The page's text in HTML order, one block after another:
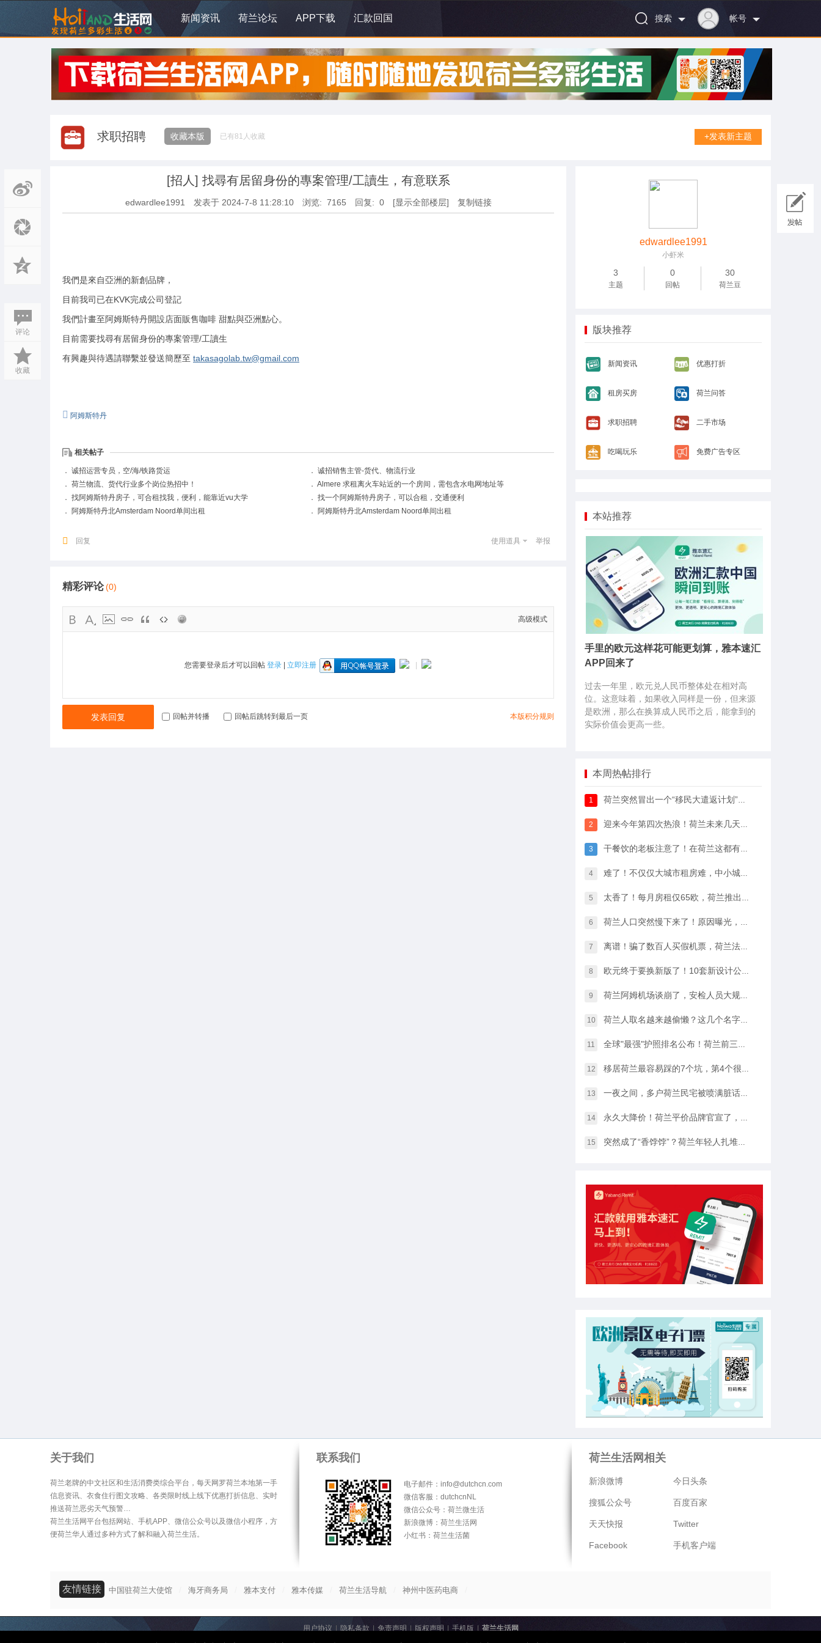
新闻资讯 荷兰论坛 APP下载 汇款回国 帐号
搜索
求职招聘 收藏本版 已有81 人收藏 +发表新主题
评论
收藏
[招人] 找尋有居留身份的專案管理/工讀生，有意联系
edwardlee1991 发表于 2024-7-8 11:28:10 浏览: 7165 回复: 0 [显示全部楼层] 复制链接
我們是來自亞洲的新創品牌，
目前我司已在KVK完成公司登記
我們計畫至阿姆斯特丹開設店面販售咖啡 甜點與亞洲點心。
目前需要找尋有居留身份的專案管理/工讀生
有興趣與待遇請聯繫並發送簡歷至 takasagolab.tw@gmail.com
阿姆斯特丹
相关帖子
． 诚招运营专员，空/海/铁路货运 ． 诚招销售主管-货代、物流行业
． 荷兰物流、货代行业多个岗位热招中！ ． Almere 求租离火车站近的一个房间，需包含水电网地址等
． 找阿姆斯特丹房子，可合租找我，便利，能靠近vu大学 ． 找一个阿姆斯特丹房子，可以合租，交通便利
． 阿姆斯特丹北Amsterdam Noord单间出租 ． 阿姆斯特丹北Amsterdam Noord单间出租
回复 使用道具 举报
精彩评论(0)
高级模式
您需要登录后才可以回帖 登录| 立即注册
本版积分规则
发表回复 回帖并转播 回帖后跳转到最后一页
edwardlee1991
小虾米
3
主题
0
回帖
30
荷兰豆
版块推荐
新闻资讯 优惠打折
租房买房 荷兰问答
求职招聘 二手市场
吃喝玩乐 免费广告专区
本站推荐
手里的欧元这样花可能更划算，雅本速汇
APP回来了
过去一年里，欧元兑人民币整体处在相对高
位。这意味着，如果收入同样是一份，但来源
是欧洲，那么在换算成人民币之后，能拿到的
实际价值会更高一些。
本周热帖排行
1 荷兰突然冒出一个“移民大遣返计划”，64万人已经签字支持
2 迎来今年第四次热浪！荷兰未来几天最高33℃，八月中开始…
3 干餐饮的老板注意了！在荷兰这都有人偷，全过程很淡定
4 难了！不仅仅大城市租房难，中小城市的房租开始暴涨
5 太香了！每月房租仅65欧，荷兰推出学生住宿优惠福利…
6 荷兰人口突然慢下来了！原因曝光，不是因为没人生孩子
7 离谱！骗了数百人买假机票，荷兰法院竟然没判他坐牢
8 欧元终于要换新版了！10套新设计公布，你最喜欢哪一款？
9 荷兰阿姆机场谈崩了，安检人员大规模停工越来越近…
10 荷兰人取名越来越偷懒？这几个名字几乎满大街都是
11 全球"最强"护照排名公布！荷兰前三，中国护照进步很大
12 移居荷兰最容易踩的7个坑，第4个很多人都会中招…
13 一夜之间，多户荷兰民宅被喷满脏话，只因支持难民…
14 永久大降价！荷兰平价品牌官宣了，将硬扛Temu和SHEIN
15 突然成了“香饽饽”？荷兰年轻人扎堆当老师，发生了什么？
关于我们
荷兰老牌的中文社区和生活消费类综合平台，每天网罗荷兰本地第一手
信息资讯、衣食住行图文攻略、各类限时线上线下优惠打折信息、实时
推送荷兰恶劣天气预警…
荷兰生活网平台包括网站、手机APP、微信公众号以及微信小程序，方
便荷兰华人通过多种方式了解和融入荷兰生活。
联系我们
电子邮件：info@dutchcn.com
微信客服：dutchcnNL
微信公众号：荷兰微生活
新浪微博：荷兰生活网
小红书：荷兰生活菌
荷兰生活网相关
新浪微博 今日头条
搜狐公众号 百度百家
天天快报 Twitter
Facebook 手机客户端
友情链接 中国驻荷兰大使馆 海牙商务局 雅本支付 雅本传媒 荷兰生活导航 神州中医药电商
用户协议 | 隐私条款 | 免责声明 | 版权声明 | 手机版 | 荷兰生活网
荷兰生活网 All Rights Reserved